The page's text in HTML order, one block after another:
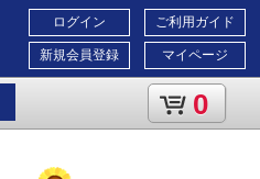
ご利用ガイド
マイページ
ログイン
新規会員登録
0